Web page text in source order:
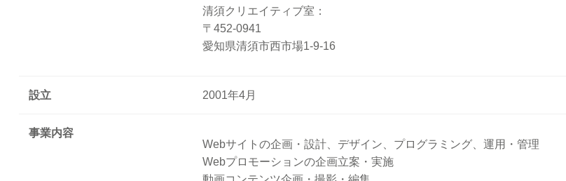
清須クリエイティブ室：
〒452-0941
愛知県清須市西市場1-9-16
設立 2001年4月
事業内容
Webサイトの企画・設計、デザイン、プログラミング、運用・管理
Webプロモーションの企画立案・実施